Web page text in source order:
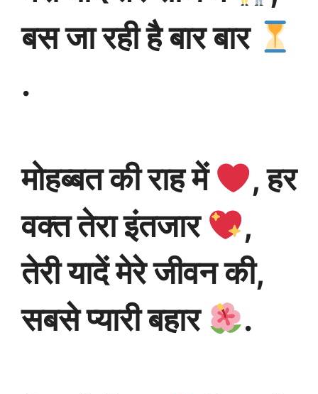
बस जा रही है बार बार
.
मोहब्बत की राह में
, हर
वक्त तेरा इंतजार
,
तेरी यादें मेरे जीवन की,
सबसे प्यारी बहार
.